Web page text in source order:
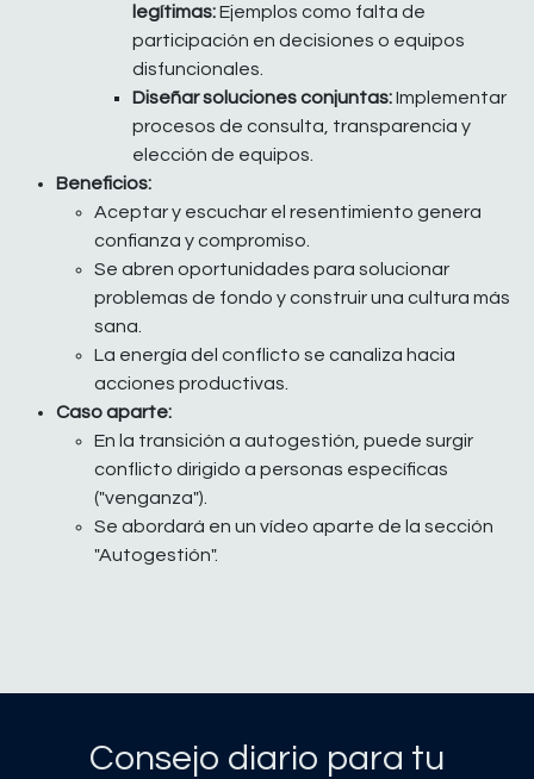
legítimas:Ejemplos como falta de
participación en decisiones o equipos
disfuncionales.
Diseñar soluciones conjuntas:Implementar
procesos de consulta, transparencia y
elección de equipos.
Beneficios:
Aceptar y escuchar el resentimiento genera
confianza y compromiso.
Se abren oportunidades para solucionar
problemas de fondo y construir una cultura más
sana.
La energía del conflicto se canaliza hacia
acciones productivas.
Caso aparte:
En la transición a autogestión, puede surgir
conflicto dirigido a personas específicas
("venganza").
Se abordará en un vídeo aparte de la sección
"Autogestión".
Consejo diario para tu